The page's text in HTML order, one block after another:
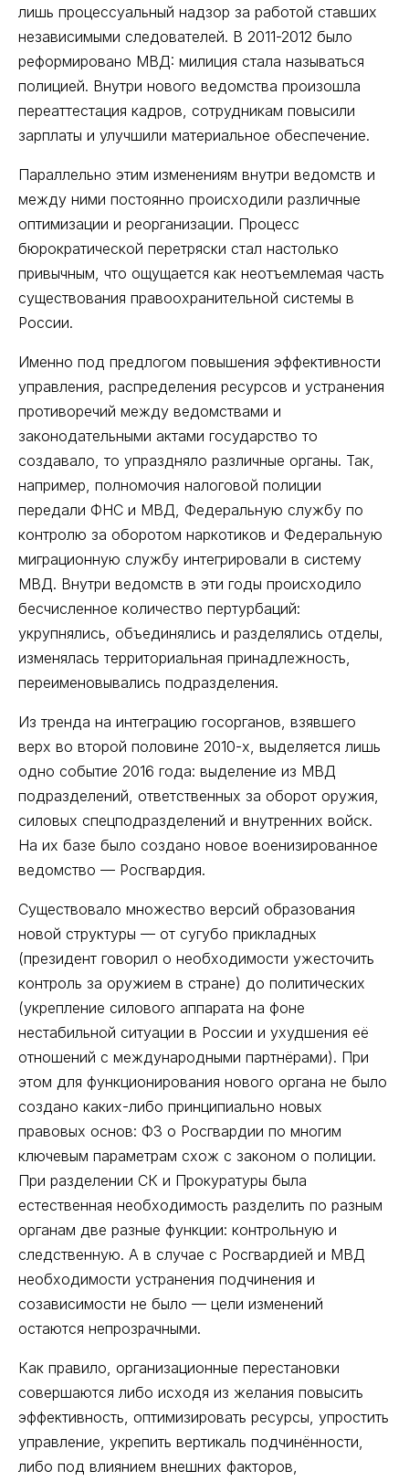
лишь процессуальный надзор за работой ставших
независимыми следователей. В 2011-2012 было
реформировано МВД: милиция стала называться
полицией. Внутри нового ведомства произошла
переаттестация кадров, сотрудникам повысили
зарплаты и улучшили материальное обеспечение.
Параллельно этим изменениям внутри ведомств и
между ними постоянно происходили различные
оптимизации и реорганизации. Процесс
бюрократической перетряски стал настолько
привычным, что ощущается как неотъемлемая часть
существования правоохранительной системы в
России.
Именно под предлогом повышения эффективности
управления, распределения ресурсов и устранения
противоречий между ведомствами и
законодательными актами государство то
создавало, то упраздняло различные органы. Так,
например, полномочия налоговой полиции
передали ФНС и МВД, Федеральную службу по
контролю за оборотом наркотиков и Федеральную
миграционную службу интегрировали в систему
МВД. Внутри ведомств в эти годы происходило
бесчисленное количество пертурбаций:
укрупнялись, объединялись и разделялись отделы,
изменялась территориальная принадлежность,
переименовывались подразделения.
Из тренда на интеграцию госорганов, взявшего
верх во второй половине 2010-х, выделяется лишь
одно событие 2016 года: выделение из МВД
подразделений, ответственных за оборот оружия,
силовых спецподразделений и внутренних войск.
На их базе было создано новое военизированное
ведомство — Росгвардия.
Существовало множество версий образования
новой структуры — от сугубо прикладных
(президент говорил о необходимости ужесточить
контроль за оружием в стране) до политических
(укрепление силового аппарата на фоне
нестабильной ситуации в России и ухудшения её
отношений с международными партнёрами). При
этом для функционирования нового органа не было
создано каких-либо принципиально новых
правовых основ: ФЗ о Росгвардии по многим
ключевым параметрам схож с законом о полиции.
При разделении СК и Прокуратуры была
естественная необходимость разделить по разным
органам две разные функции: контрольную и
следственную. А в случае с Росгвардией и МВД
необходимости устранения подчинения и
созависимости не было — цели изменений
остаются непрозрачными.
Как правило, организационные перестановки
совершаются либо исходя из желания повысить
эффективность, оптимизировать ресурсы, упростить
управление, укрепить вертикаль подчинённости,
либо под влиянием внешних факторов,